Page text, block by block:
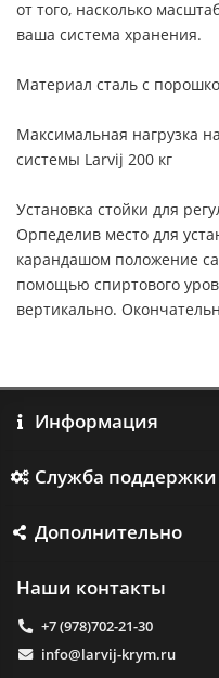
от того, насколько
ваша система хранения.
Материал сталь с
Максимальная нагрузка
системы Larvij 200 кг
Установка стойки для
Орпеделив место для
карандашом положение
помощью спиртового
вертикально.
Информация
Служба поддержки
Дополнительно
Наши контакты
+7 (978)702-21-30
info@larvij-krym.ru